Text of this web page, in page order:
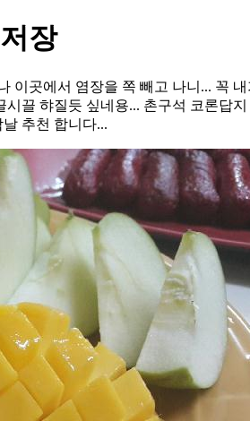
장
곳에서 염장을 쪽 빼고 나니... 꼭
끌 햐질듯 싶네용... 촌구석 코론답
추천 합니다...